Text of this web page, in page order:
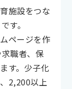
施設をつな
す。
ページを作
職者、保
す。少子化
2,200以上